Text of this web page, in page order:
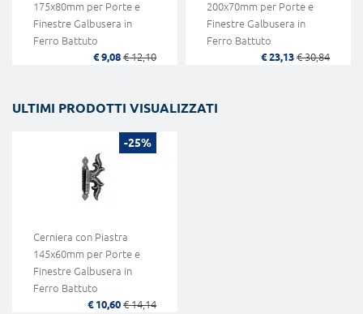
175x80mm per Porte e
Finestre Galbusera in
Ferro Battuto
€ 9,08 € 12,10
200x70mm per Porte e
Finestre Galbusera in
Ferro Battuto
€ 23,13 € 30,84
ULTIMI PRODOTTI VISUALIZZATI
-25%
Cerniera con Piastra
145x60mm per Porte e
Finestre Galbusera in
Ferro Battuto
€ 10,60 € 14,14